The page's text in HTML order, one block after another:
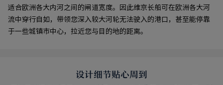
适合欧洲各大内河之间的闸道宽度。因此维京长船可在欧洲各大河
流中穿行自如，带领您深入较大河轮无法驶入的港口，甚至能停靠
于一些城镇市中心，拉近您与目的地的距离。
设计细节贴心周到